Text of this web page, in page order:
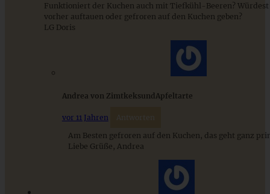
ZUM BEITRAG
Schweizer Wurstsalat mit Käse - einfach, würzig und in 15
Minuten auf dem Tisch!
Funktioniert der Kuchen auch mit Tiefkühl-Beeren? Würdest
vorher auftauen oder gefroren auf den Kuchen geben?
LG Doris
Andrea von ZimtkeksundApfeltarte
vor 11 Jahren Antworten
Am Besten gefroren auf den Kuchen, das geht ganz
Liebe Grüße, Andrea